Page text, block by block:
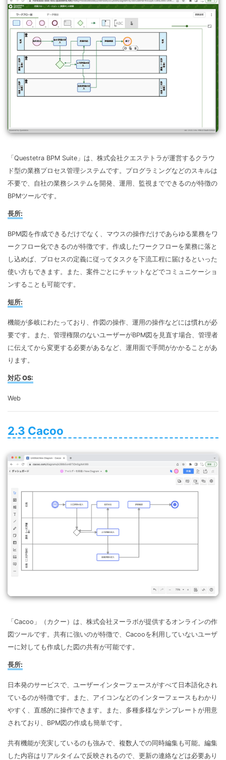
「Questetra BPM Suite」は、株式会社クエステトラが運営するクラウ
ド型の業務プロセス管理システムです。プログラミングなどのスキルは
不要で、自社の業務システムを開発、運用、監視までできるのが特徴の
BPMツールです。
長所:
BPM図を作成できるだけでなく、マウスの操作だけであらゆる業務をワ
ークフロー化できるのが特徴です。作成したワークフローを業務に落と
し込めば、プロセスの定義に従ってタスクを下流工程に届けるといった
使い方もできます。また、案件ごとにチャットなどでコミュニケーショ
ンすることも可能です。
短所:
機能が多岐にわたっており、作図の操作、運用の操作などには慣れが必
要です。また、管理権限のないユーザーがBPM図を見直す場合、管理者
に伝えてから変更する必要があるなど、運用面で手間がかかることがあ
ります。
対応 OS:
Web
2.3 Cacoo
「Cacoo」（カクー）は、株式会社ヌーラボが提供するオンラインの作
図ツールです。共有に強いのが特徴で、Cacooを利用していないユーザ
ーに対しても作成した図の共有が可能です。
長所:
日本発のサービスで、ユーザーインターフェースがすべて日本語化され
ているのが特徴です。また、アイコンなどのインターフェースもわかり
やすく、直感的に操作できます。また、多種多様なテンプレートが用意
されており、BPM図の作成も簡単です。
共有機能が充実しているのも強みで、複数人での同時編集も可能。編集
した内容はリアルタイムで反映されるので、更新の連絡などは必要あり